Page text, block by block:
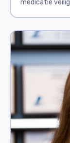
medicatie